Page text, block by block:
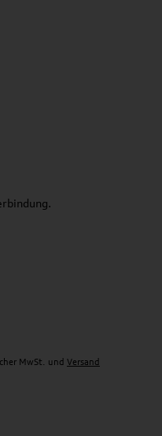
MwSt. und Versand